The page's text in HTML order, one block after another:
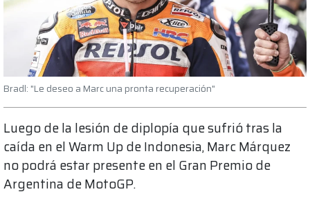
Bradl: "Le deseo a Marc una pronta recuperación"
Luego de la lesión de diplopía que sufrió tras la
caída en el Warm Up de Indonesia, Marc Márquez
no podrá estar presente en el Gran Premio de
Argentina de MotoGP.